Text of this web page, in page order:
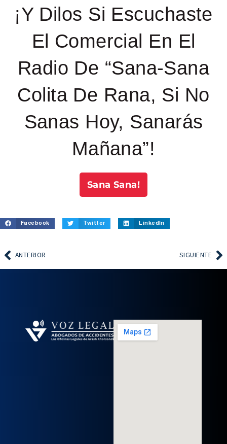
¡Y Dilos Si Escuchaste
El Comercial En El
Radio De “Sana-Sana
Colita De Rana, Si No
Sanas Hoy, Sanarás
Mañana”!
Sana Sana!
Facebook Twitter LinkedIn
ANTERIOR SIGUIENTE